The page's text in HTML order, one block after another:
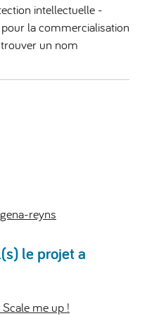
intellectuelle -
la commercialisation
un nom
reyns
le projet a
me up !